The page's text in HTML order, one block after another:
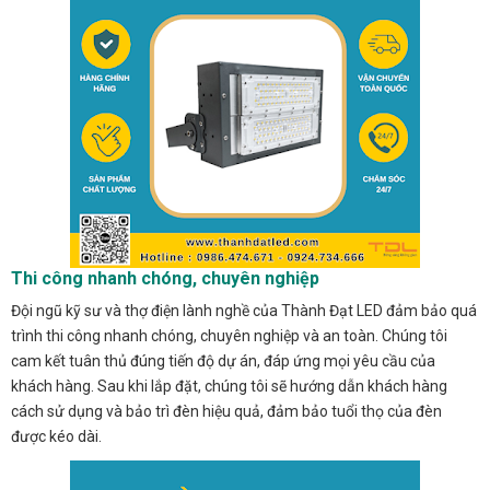
Thi công nhanh chóng, chuyên nghiệp
Đội ngũ kỹ sư và thợ điện lành nghề của Thành Đạt LED đảm bảo quá
trình thi công nhanh chóng, chuyên nghiệp và an toàn. Chúng tôi
cam kết tuân thủ đúng tiến độ dự án, đáp ứng mọi yêu cầu của
khách hàng. Sau khi lắp đặt, chúng tôi sẽ hướng dẫn khách hàng
cách sử dụng và bảo trì đèn hiệu quả, đảm bảo tuổi thọ của đèn
được kéo dài.